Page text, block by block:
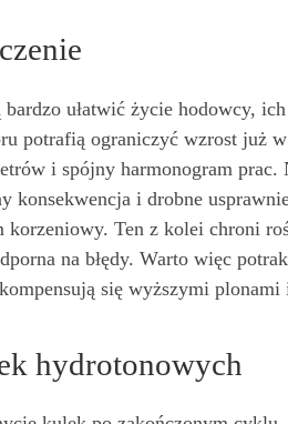
ułatwić życie hodowcy,
potrafią ograniczyć wzrost już
i spójny harmonogram
konsekwencja i drobne
korzeniowy. Ten z kolei chroni
na błędy. Warto więc
się wyższymi
hydrotonowych